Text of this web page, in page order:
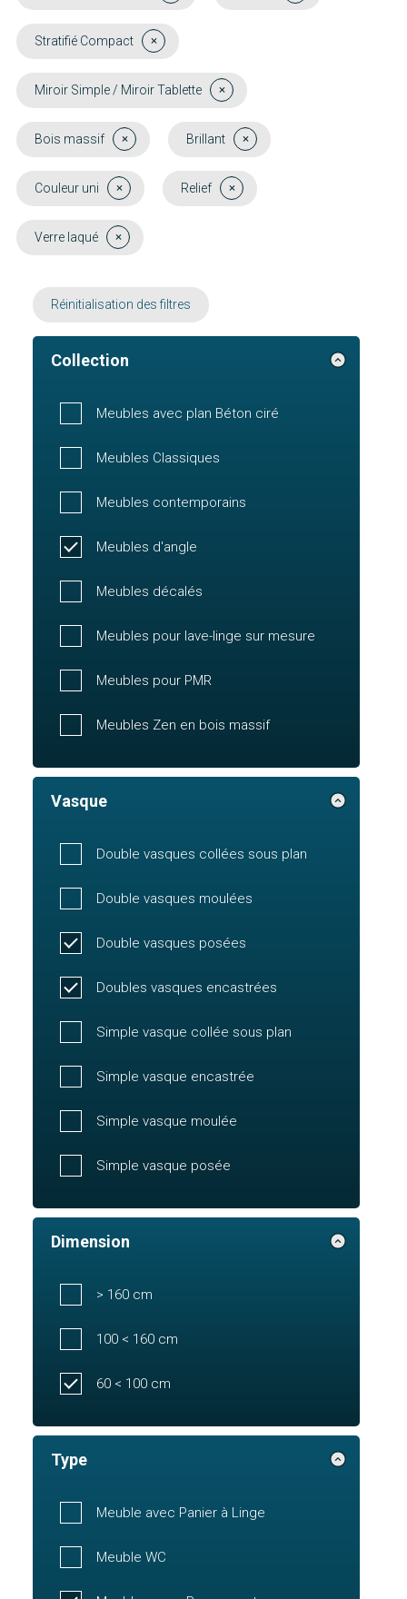
Stratifié Compact
Miroir Simple / Miroir Tablette
Bois massif Brillant
Couleur uni Relief
Verre laqué
Réinitialisation des filtres
Collection
Meubles avec plan Béton ciré
Meubles Classiques
Meubles contemporains
Meubles d'angle
Meubles décalés
Meubles pour lave-linge sur mesure
Meubles pour PMR
Meubles Zen en bois massif
Vasque
Double vasques collées sous plan
Double vasques moulées
Double vasques posées
Doubles vasques encastrées
Simple vasque collée sous plan
Simple vasque encastrée
Simple vasque moulée
Simple vasque posée
Dimension
> 160 cm
100 < 160 cm
60 < 100 cm
Type
Meuble avec Panier à Linge
Meuble WC